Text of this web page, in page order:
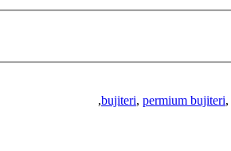
bujiteri, permium bujiteri,
,